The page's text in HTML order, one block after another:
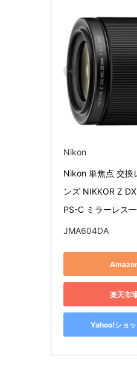
Nikon
Nikon 単焦点 交換
ンズ NIKKOR Z
PS-C ミラーレス
JMA604DA
楽天市
Yahoo!ショ